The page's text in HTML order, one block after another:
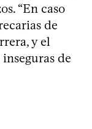
“En caso
de
y el
de